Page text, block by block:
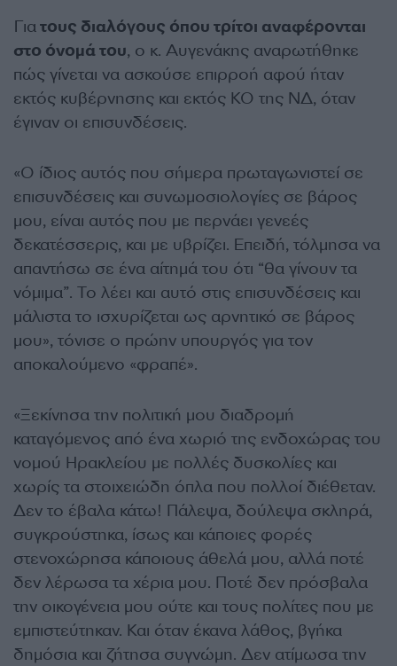
Γιατους διαλόγους όπου τρίτοι αναφέρονται
στο όνομά του, ο κ. Αυγενάκης αναρωτήθηκε
πώς γίνεται να ασκούσε επιρροή αφού ήταν
εκτός κυβέρνησης και εκτός ΚΟ της ΝΔ, όταν
έγιναν οι επισυνδέσεις.
«Ο ίδιος αυτός που σήμερα πρωταγωνιστεί σε
επισυνδέσεις και συνωμοσιολογίες σε βάρος
μου, είναι αυτός που με περνάει γενεές
δεκατέσσερις, και με υβρίζει. Επειδή, τόλμησα να
απαντήσω σε ένα αίτημά του ότι “θα γίνουν τα
νόμιμα”. Το λέει και αυτό στις επισυνδέσεις και
μάλιστα το ισχυρίζεται ως αρνητικό σε βάρος
μου», τόνισε ο πρώην υπουργός για τον
αποκαλούμενο «φραπέ».
«Ξεκίνησα την πολιτική μου διαδρομή
καταγόμενος από ένα χωριό της ενδοχώρας του
νομού Ηρακλείου με πολλές δυσκολίες και
χωρίς τα στοιχειώδη όπλα που πολλοί διέθεταν.
Δεν το έβαλα κάτω! Πάλεψα, δούλεψα σκληρά,
συγκρούστηκα, ίσως και κάποιες φορές
στενοχώρησα κάποιους άθελά μου, αλλά ποτέ
δεν λέρωσα τα χέρια μου. Ποτέ δεν πρόσβαλα
την οικογένεια μου ούτε και τους πολίτες που με
εμπιστεύτηκαν. Και όταν έκανα λάθος, βγήκα
δημόσια και ζήτησα συγνώμη. Δεν ατίμωσα την